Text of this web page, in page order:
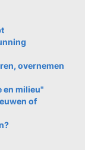
overnemen
en milieu"
of